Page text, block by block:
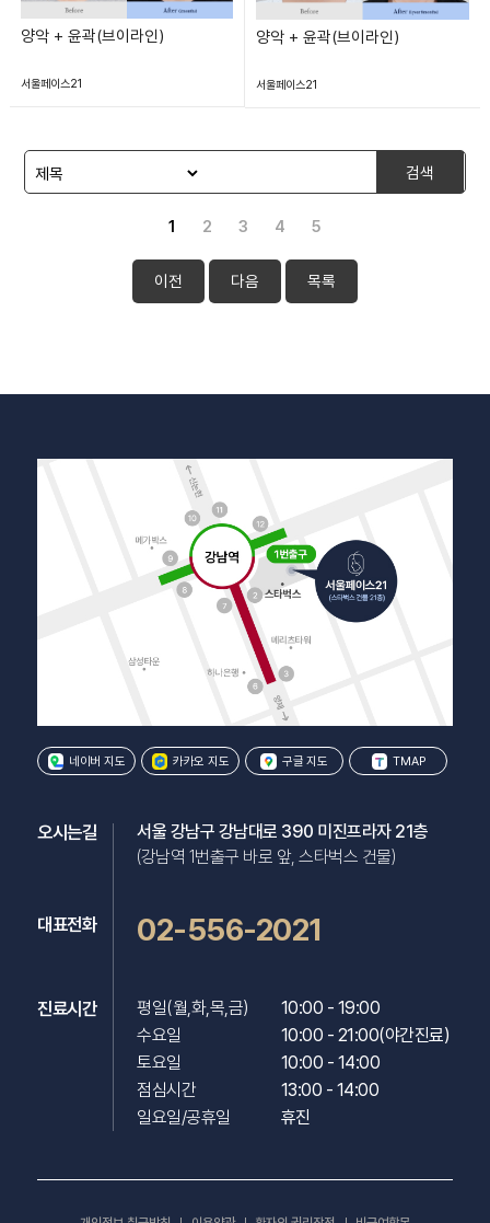
양악 + 윤곽(브이라인)
서울페이스21
양악 + 윤곽(브이라인)
서울페이스21
검색
1 2 3 4 5
이전 다음 목록
네이버 지도 카카오 지도 구글 지도 TMAP
오시는길
서울 강남구 강남대로 390 미진프라자 21층
(강남역 1번출구 바로 앞, 스타벅스 건물)
대표전화 02-556-2021
진료시간
평일(월,화,목,금)
수요일
토요일
점심시간
일요일/공휴일
10:00 - 19:00
10:00 - 21:00(야간진료)
10:00 - 14:00
13:00 - 14:00
휴진